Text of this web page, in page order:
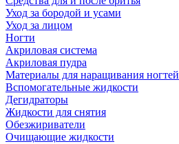
Уход за бородой и усами
Уход за лицом
Ногти
Акриловая система
Акриловая пудра
Материалы для наращивания ногтей
Вспомогательные жидкости
Дегидраторы
Жидкости для снятия
Обезжириватели
Очищающие жидкости